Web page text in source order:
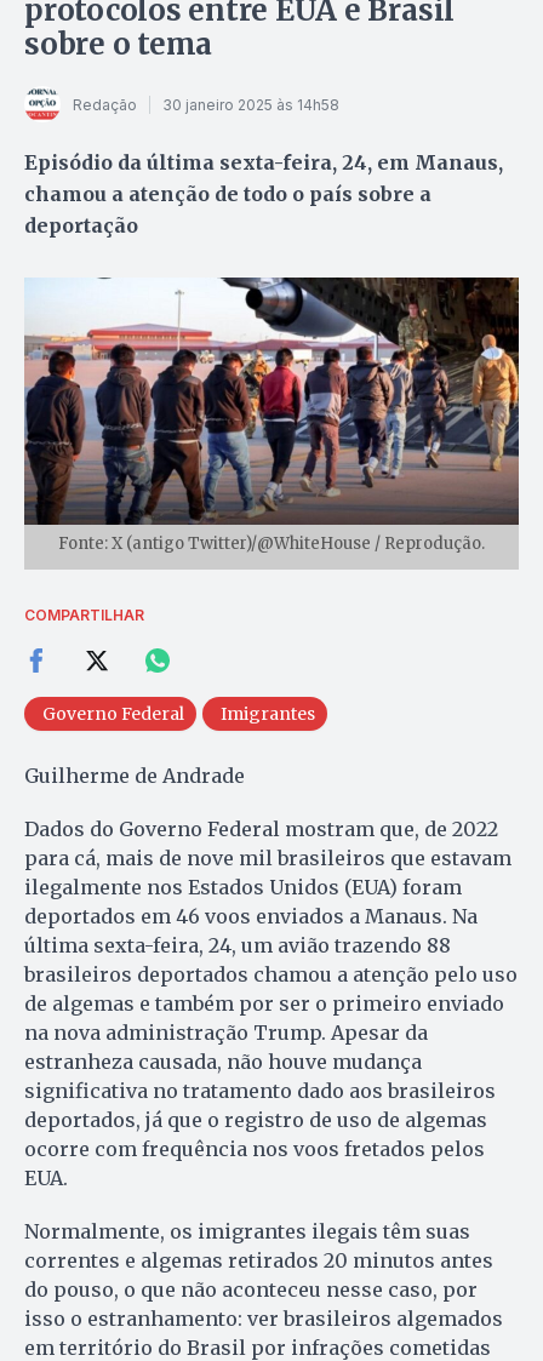
protocolos entre EUA e Brasil
sobre o tema
Redação 30 janeiro 2025 às 14h58
Episódio da última sexta-feira, 24, em Manaus,
chamou a atenção de todo o país sobre a
deportação
Fonte: X (antigo Twitter)/@WhiteHouse / Reprodução.
COMPARTILHAR
Governo Federal Imigrantes
Guilherme de Andrade
Dados do Governo Federal mostram que, de 2022
para cá, mais de nove mil brasileiros que estavam
ilegalmente nos Estados Unidos (EUA) foram
deportados em 46 voos enviados a Manaus. Na
última sexta-feira, 24, um avião trazendo 88
brasileiros deportados chamou a atenção pelo uso
de algemas e também por ser o primeiro enviado
na nova administração Trump. Apesar da
estranheza causada, não houve mudança
significativa no tratamento dado aos brasileiros
deportados, já que o registro de uso de algemas
ocorre com frequência nos voos fretados pelos
EUA.
Normalmente, os imigrantes ilegais têm suas
correntes e algemas retirados 20 minutos antes
do pouso, o que não aconteceu nesse caso, por
isso o estranhamento: ver brasileiros algemados
em território do Brasil por infrações cometidas